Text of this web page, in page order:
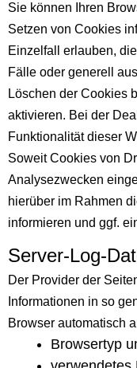
Sie können Ihren
Setzen von Cookies
Einzelfall erlauben,
Fälle oder generell
Löschen der Cookies
aktivieren. Bei der
Funktionalität dieser
Soweit Cookies von
Analysezwecken
hierüber im Rahmen
informieren und ggf.
Server-Log-
Der Provider der
Informationen in so
Browser automatisch
Browsertyp